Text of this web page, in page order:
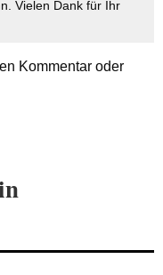
Vielen Dank für Ihr
Kommentar oder